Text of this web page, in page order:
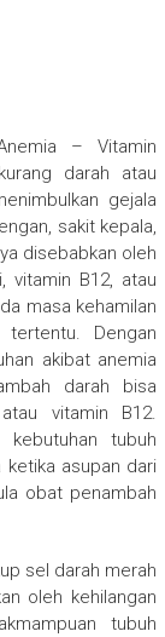
– Vitamin
darah atau
gejala
sakit kepala,
disebabkan oleh
vitamin B12, atau
masa kehamilan
Dengan
akibat anemia
darah bisa
vitamin B12.
tubuh
asupan dari
obat penambah
sel darah merah
oleh kehilangan
tubuh